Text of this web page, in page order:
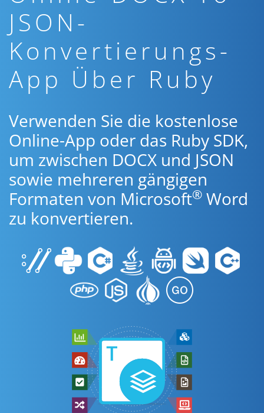
JSON-
Konvertierungs-
App Über Ruby
Verwenden Sie die kostenlose
Online-App oder das Ruby SDK,
um zwischen DOCX und JSON
sowie mehreren gängigen
Formaten von Microsoft® Word
zu konvertieren.